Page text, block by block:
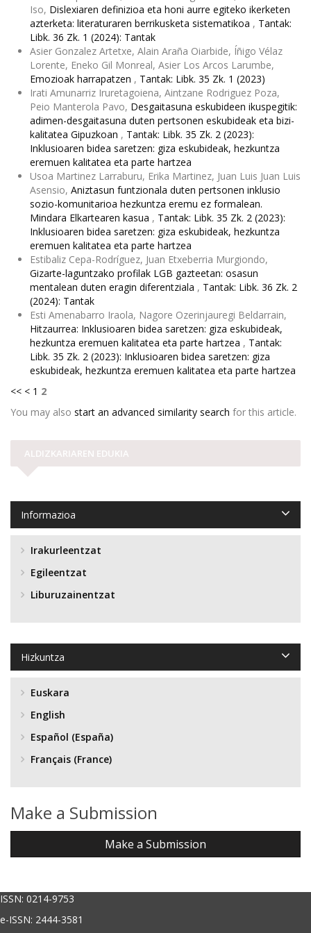
Iso, Dislexiaren definizioa eta honi aurre egiteko ikerketen
azterketa: literaturaren berrikusketa sistematikoa , Tantak:
Libk. 36 Zk. 1 (2024): Tantak
Asier Gonzalez Artetxe, Alain Araña Oiarbide, Íñigo Vélaz
Lorente, Eneko Gil Monreal, Asier Los Arcos Larumbe,
Emozioak harrapatzen , Tantak: Libk. 35 Zk. 1 (2023)
Irati Amunarriz Iruretagoiena, Aintzane Rodriguez Poza,
Peio Manterola Pavo, Desgaitasuna eskubideen ikuspegitik:
adimen-desgaitasuna duten pertsonen eskubideak eta bizi-
kalitatea Gipuzkoan , Tantak: Libk. 35 Zk. 2 (2023):
Inklusioaren bidea saretzen: giza eskubideak, hezkuntza
eremuen kalitatea eta parte hartzea
Usoa Martinez Larraburu, Erika Martinez, Juan Luis Juan Luis
Asensio, Aniztasun funtzionala duten pertsonen inklusio
sozio-komunitarioa hezkuntza eremu ez formalean.
Mindara Elkartearen kasua , Tantak: Libk. 35 Zk. 2 (2023):
Inklusioaren bidea saretzen: giza eskubideak, hezkuntza
eremuen kalitatea eta parte hartzea
Estibaliz Cepa-Rodríguez, Juan Etxeberria Murgiondo,
Gizarte-laguntzako profilak LGB gazteetan: osasun
mentalean duten eragin diferentziala , Tantak: Libk. 36 Zk. 2
(2024): Tantak
Esti Amenabarro Iraola, Nagore Ozerinjauregi Beldarrain,
Hitzaurrea: Inklusioaren bidea saretzen: giza eskubideak,
hezkuntza eremuen kalitatea eta parte hartzea , Tantak:
Libk. 35 Zk. 2 (2023): Inklusioaren bidea saretzen: giza
eskubideak, hezkuntza eremuen kalitatea eta parte hartzea
<< < 1 2
You may also start an advanced similarity search for this article.
ALDIZKARIAREN EDUKIA
Informazioa
Irakurleentzat
Egileentzat
Liburuzainentzat
Hizkuntza
Euskara
English
Español (España)
Français (France)
Make a Submission
Make a Submission
ISSN: 0214-9753
e-ISSN: 2444-3581